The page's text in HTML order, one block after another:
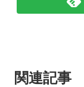
関連記事